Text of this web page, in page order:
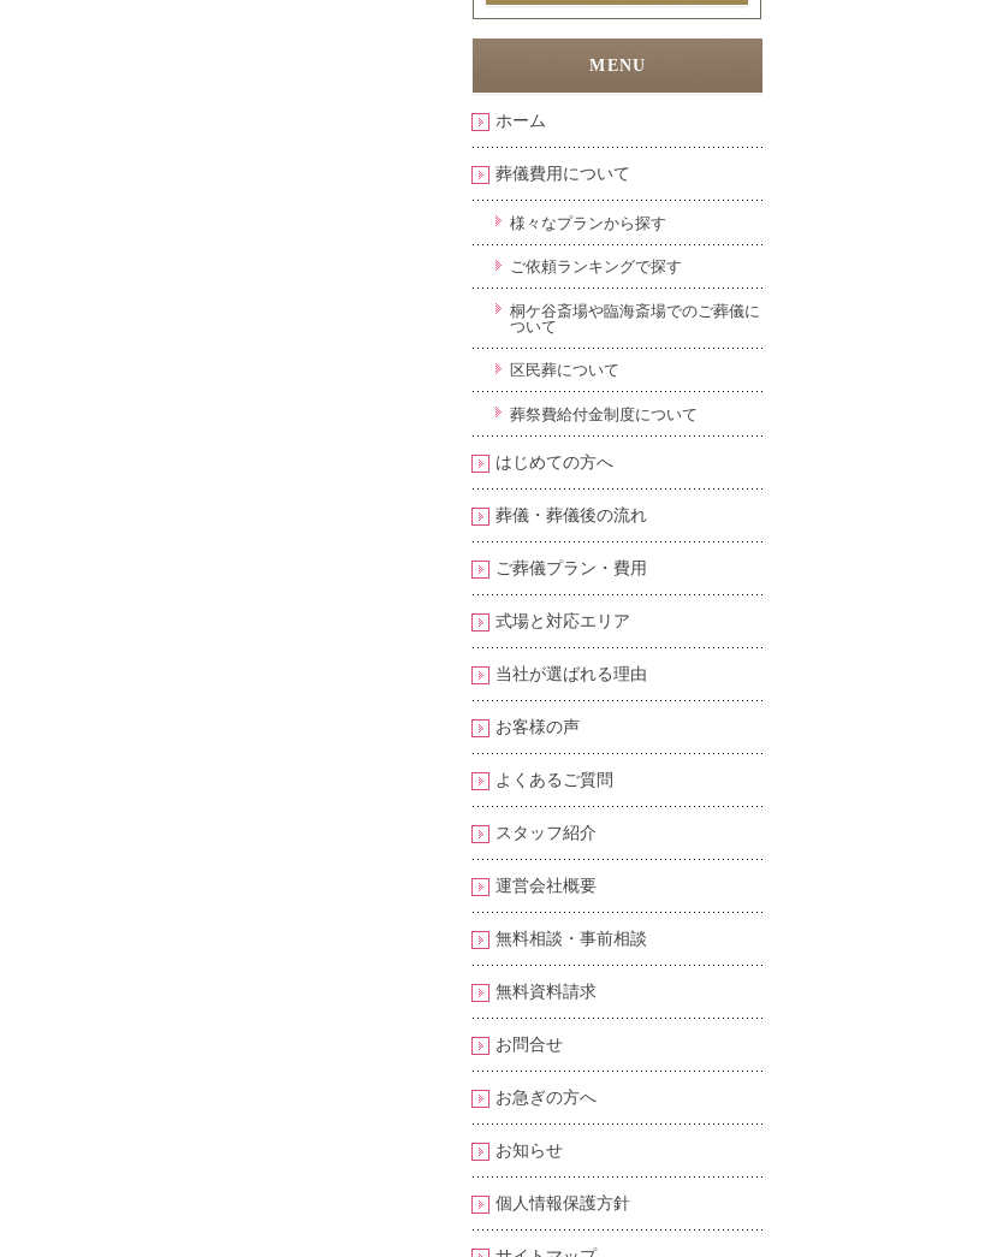
ホーム
葬儀費用について
様々なプランから探す
ご依頼ランキングで探す
桐ケ谷斎場や臨海斎場でのご葬儀に
ついて
区民葬について
葬祭費給付金制度について
はじめての方へ
葬儀・葬儀後の流れ
ご葬儀プラン・費用
式場と対応エリア
当社が選ばれる理由
お客様の声
よくあるご質問
スタッフ紹介
運営会社概要
無料相談・事前相談
無料資料請求
お問合せ
お急ぎの方へ
お知らせ
個人情報保護方針